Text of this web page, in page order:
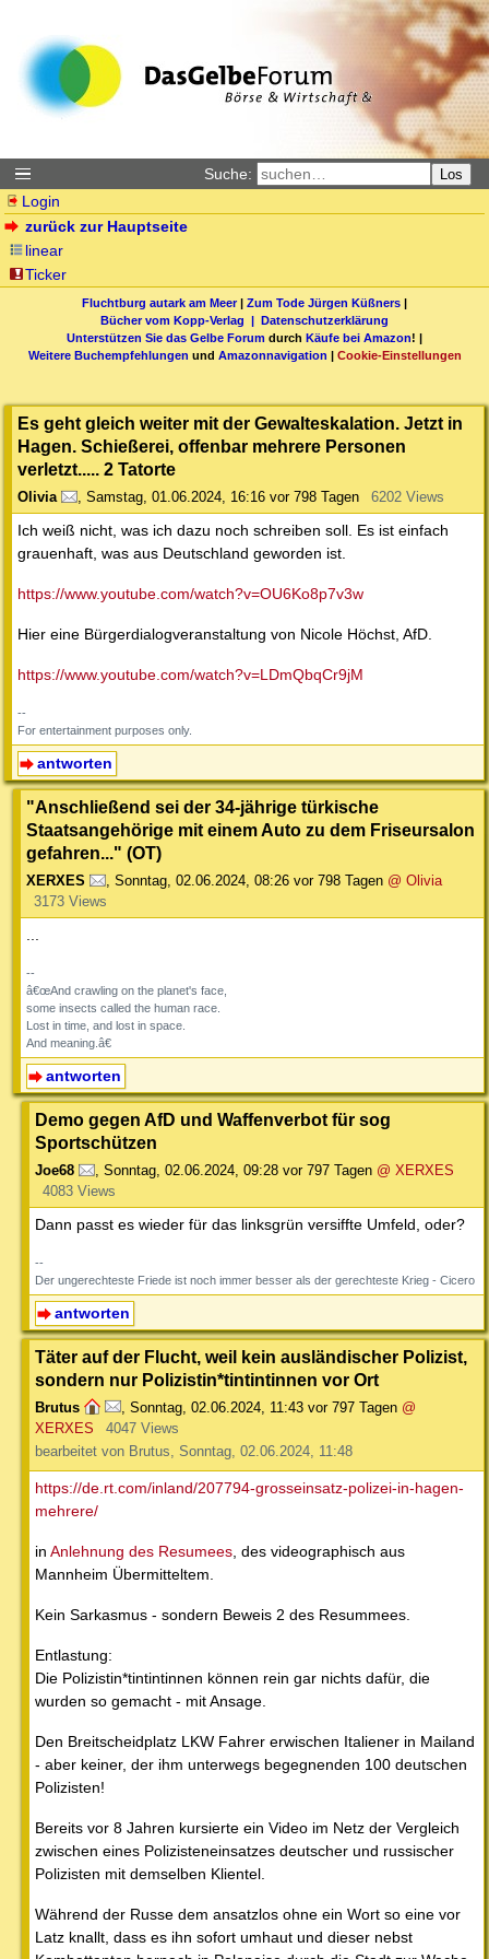
Suche: Los
Login
zurück zur Hauptseite
linear
Ticker
Fluchtburg autark am Meer| Zum Tode Jürgen Küßners |
Bücher vom Kopp-Verlag | Datenschutzerklärung
Unterstützen Sie das Gelbe Forum durch Käufe bei Amazon! |
Weitere Buchempfehlungen und Amazonnavigation | Cookie-Einstellungen
Es geht gleich weiter mit der Gewalteskalation. Jetzt in
Hagen. Schießerei, offenbar mehrere Personen
verletzt..... 2 Tatorte
Olivia , Samstag, 01.06.2024, 16:16 vor 798 Tagen 6202 Views
Ich weiß nicht, was ich dazu noch schreiben soll. Es ist einfach
grauenhaft, was aus Deutschland geworden ist.
https://www.youtube.com/watch?v=OU6Ko8p7v3w
Hier eine Bürgerdialogveranstaltung von Nicole Höchst, AfD.
https://www.youtube.com/watch?v=LDmQbqCr9jM
--
For entertainment purposes only.
antworten
"Anschließend sei der 34-jährige türkische
Staatsangehörige mit einem Auto zu dem Friseursalon
gefahren..." (OT)
XERXES , Sonntag, 02.06.2024, 08:26 vor 798 Tagen @ Olivia
3173 Views
...
--
â€œAnd crawling on the planet's face,
some insects called the human race.
Lost in time, and lost in space.
And meaning.â€
antworten
Demo gegen AfD und Waffenverbot für sog
Sportschützen
Joe68 , Sonntag, 02.06.2024, 09:28 vor 797 Tagen @ XERXES
4083 Views
Dann passt es wieder für das linksgrün versiffte Umfeld, oder?
--
Der ungerechteste Friede ist noch immer besser als der gerechteste Krieg - Cicero
antworten
Täter auf der Flucht, weil kein ausländischer Polizist,
sondern nur Polizistin*tintintinnen vor Ort
Brutus Sonntag, 02.06.2024, 11:43 vor 797 Tagen @
XERXES
4047 Views
bearbeitet von Brutus, Sonntag, 02.06.2024, 11:48
https://de.rt.com/inland/207794-grosseinsatz-polizei-in-hagen-
mehrere/
in Anlehnung des Resumees , des videographisch aus
Mannheim Übermitteltem.
Kein Sarkasmus - sondern Beweis 2 des Resummees.
Entlastung:
Die Polizistin*tintintinnen können rein gar nichts dafür, die
wurden so gemacht - mit Ansage.
Den Breitscheidplatz LKW Fahrer erwischen Italiener in Mailand
- aber keiner, der ihm unterwegs begegnenden 100 deutschen
Polizisten!
Bereits vor 8 Jahren kursierte ein Video im Netz der Vergleich
zwischen eines Polizisteneinsatzes deutscher und russischer
Polizisten mit demselben Klientel.
Während der Russe dem ansatzlos ohne ein Wort so eine vor
Latz knallt, dass es ihn sofort umhaut und dieser nebst